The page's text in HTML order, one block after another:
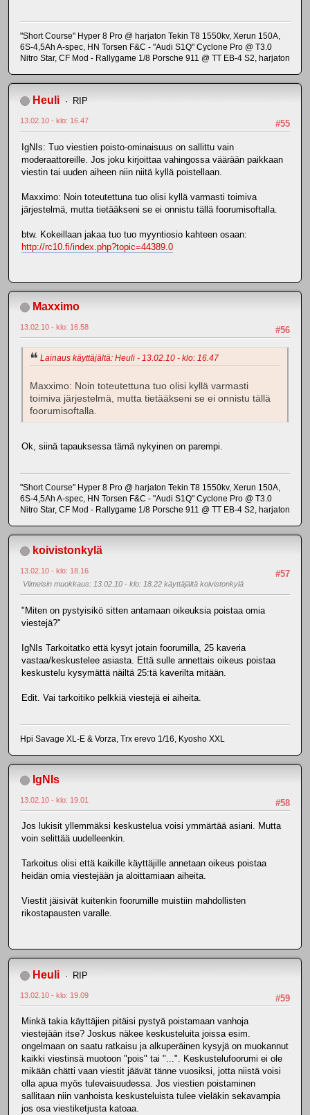
"Short Course" Hyper 8 Pro @ harjaton Tekin T8 1550kv, Xerun 150A,
6S-4,5Ah A-spec, HN Torsen F&C - "Audi S1Q" Cyclone Pro @ T3.0
Nitro Star, CF Mod - Rallygame 1/8 Porsche 911 @ TT EB-4 S2, harjaton
Heuli RIP
#55
13.02.10 - klo: 16.47
IgNIs: Tuo viestien poisto-ominaisuus on sallittu vain
moderaattoreille. Jos joku kirjoittaa vahingossa väärään paikkaan
viestin tai uuden aiheen niin niitä kyllä poistellaan.
Maxximo: Noin toteutettuna tuo olisi kyllä varmasti toimiva
järjestelmä, mutta tietääkseni se ei onnistu tällä foorumisoftalla.
btw. Kokeillaan jakaa tuo tuo myyntiosio kahteen osaan:
http://rc10.fi/index.php?topic=44389.0
Maxximo
#56
13.02.10 - klo: 16.58
Lainaus käyttäjältä: Heuli - 13.02.10 - klo: 16.47
Maxximo: Noin toteutettuna tuo olisi kyllä varmasti
toimiva järjestelmä, mutta tietääkseni se ei onnistu tällä
foorumisoftalla.
Ok, siinä tapauksessa tämä nykyinen on parempi.
"Short Course" Hyper 8 Pro @ harjaton Tekin T8 1550kv, Xerun 150A,
6S-4,5Ah A-spec, HN Torsen F&C - "Audi S1Q" Cyclone Pro @ T3.0
Nitro Star, CF Mod - Rallygame 1/8 Porsche 911 @ TT EB-4 S2, harjaton
koivistonkylä
#57
13.02.10 - klo: 18.16
Viimeisin muokkaus: 13.02.10 - klo: 18.22 käyttäjältä koivistonkylä
"Miten on pystyisikö sitten antamaan oikeuksia poistaa omia
viestejä?"
IgNIs Tarkoitatko että kysyt jotain foorumilla, 25 kaveria
vastaa/keskustelee asiasta. Että sulle annettais oikeus poistaa
keskustelu kysymättä näiltä 25:tä kaverilta mitään.
Edit. Vai tarkoitiko pelkkiä viestejä ei aiheita.
Hpi Savage XL-E & Vorza, Trx erevo 1/16, Kyosho XXL
IgNIs
#58
13.02.10 - klo: 19.01
Jos lukisit yllemmäksi keskustelua voisi ymmärtää asiani. Mutta
voin selittää uudelleenkin.
Tarkoitus olisi että kaikille käyttäjille annetaan oikeus poistaa
heidän omia viestejään ja aloittamiaan aiheita.
Viestit jäisivät kuitenkin foorumille muistiin mahdollisten
rikostapausten varalle.
Heuli RIP
#59
13.02.10 - klo: 19.09
Minkä takia käyttäjien pitäisi pystyä poistamaan vanhoja
viestejään itse? Joskus näkee keskusteluita joissa esim.
ongelmaan on saatu ratkaisu ja alkuperäinen kysyjä on muokannut
kaikki viestinsä muotoon "pois" tai "...". Keskustelufoorumi ei ole
mikään chätti vaan viestit jäävät tänne vuosiksi, jotta niistä voisi
olla apua myös tulevaisuudessa. Jos viestien poistaminen
sallitaan niin vanhoista keskusteluista tulee vieläkin sekavampia
jos osa viestiketjusta katoaa.